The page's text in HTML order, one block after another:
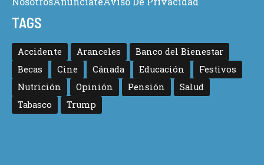
TAGS
Accidente Aranceles
Banco del Bienestar
Becas
Cine Cánada Educación
Festivos
Nutrición
Opinión Pensión
Salud
Tabasco
Trump